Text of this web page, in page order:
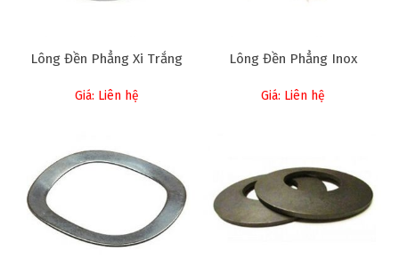
Lông Đền Phẳng Xi Trắng
Giá: Liên hệ
Lông Đền Phẳng Inox
Giá: Liên hệ